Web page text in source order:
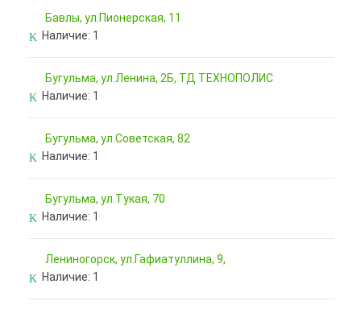
Бавлы, ул.Пионерская, 11
Наличие: 1
Бугульма, ул.Ленина, 2Б, ТД ТЕХНОПОЛИС
Наличие: 1
Бугульма, ул.Советская, 82
Наличие: 1
Бугульма, ул.Тукая, 70
Наличие: 1
Лениногорск, ул.Гафиатуллина, 9,
Наличие: 1